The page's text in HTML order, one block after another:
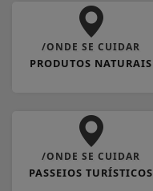
/ONDE SE CUIDAR
PRODUTOS NATURAIS
/ONDE SE CUIDAR
PASSEIOS TURÍSTICOS